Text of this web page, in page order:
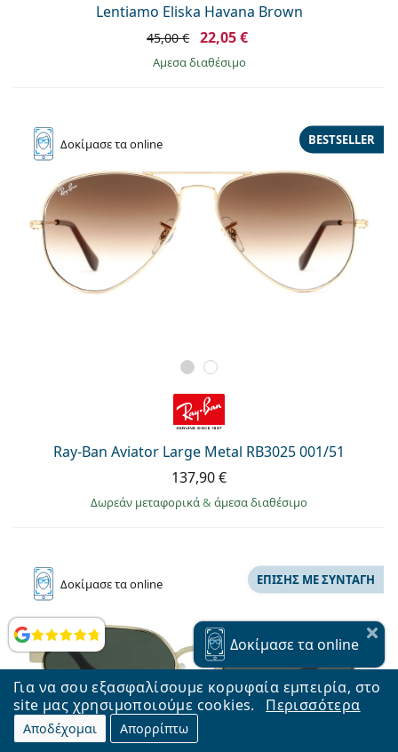
Για να σου εξασφαλίσουμε κορυφαία εμπειρία, στο
site μας χρησιμοποιούμε cookies.
Περισσότερα
Αποδέχομαι Απορρίπτω
Αξιολογήσεις
Lentiamo Eliska Havana Brown
45,00 € 22,05 €
άμεσα διαθέσιμο
Δοκίμασετα online
Ray-Ban Aviator Large Metal RB3025 001/51
BESTSELLER
137,90 €
Δωρεάν μεταφορικά& άμεσα διαθέσιμο
Δοκίμασετα online ΕΠΊΣΗΣ ΜΕ ΣΥΝΤΑΓΉ
Δοκίμασετα online